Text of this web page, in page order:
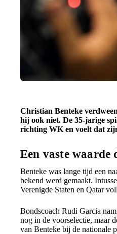
Christian Benteke
hij ook niet. De 35-jarige
richting WK en voelt dat
Een vaste waarde
Benteke was lange tijd een
bekend werd gemaakt.
Verenigde Staten en Qatar
Bondscoach Rudi Garcia
nog in de voorselectie, maar
van Benteke bij de nationale